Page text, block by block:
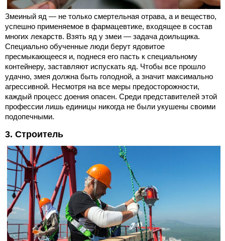
Змеиный яд — не только смертельная отрава, а и вещество,
успешно применяемое в фармацевтике, входящее в состав
многих лекарств. Взять яд у змеи — задача доильщика.
Специально обученные люди берут ядовитое
пресмыкающееся и, поднеся его пасть к специальному
контейнеру, заставляют испускать яд. Чтобы все прошло
удачно, змея должна быть голодной, а значит максимально
агрессивной. Несмотря на все меры предосторожности,
каждый процесс доения опасен. Среди представителей этой
профессии лишь единицы никогда не были укушены своими
подопечными.
3. Строитель